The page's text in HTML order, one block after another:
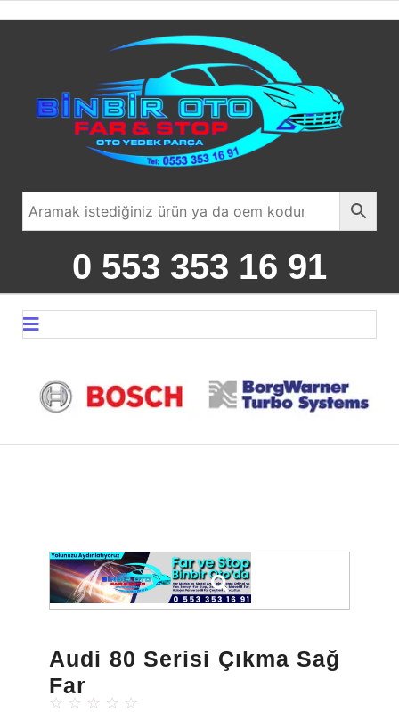
0 553 353 16 91
Audi 80 Serisi Çıkma Sağ
Far
☆ ☆ ☆ ☆ ☆